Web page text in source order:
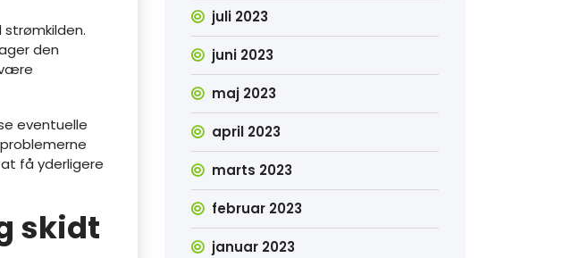
den
eventuelle
få yderligere
skidt
juli 2023
juni 2023
maj 2023
april 2023
marts 2023
februar 2023
januar 2023